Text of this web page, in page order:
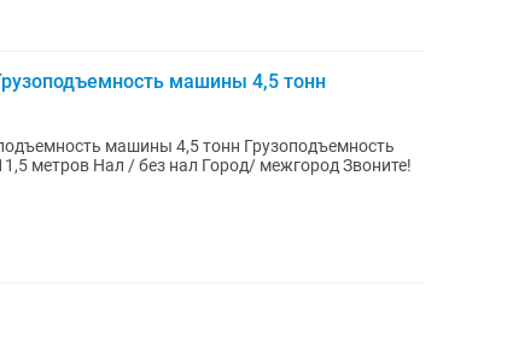
машины 4,5 тонн